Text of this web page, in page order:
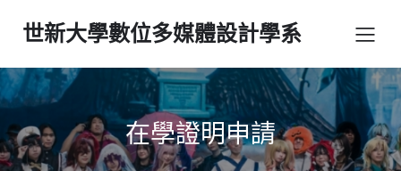
世新大學數位多媒體設計學系
在學證明申請